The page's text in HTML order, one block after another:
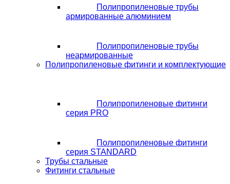
Полипропиленовые трубы
армированные алюминием
Полипропиленовые трубы
неармированные
Полипропиленовые фитинги и комплектующие
Полипропиленовые фитинги
серия PRO
Полипропиленовые фитинги
серия STANDARD
Трубы стальные
Фитинги стальные